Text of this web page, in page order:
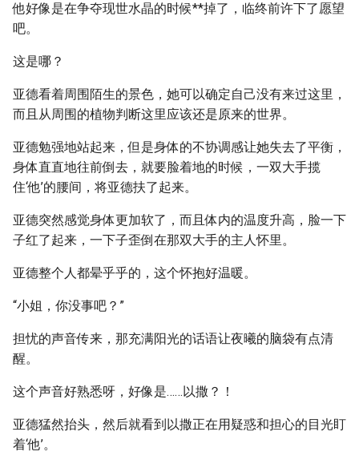
他好像是在争夺现世水晶的时候**掉了，临终前许下了愿望
吧。
这是哪？
亚德看着周围陌生的景色，她可以确定自己没有来过这里，
而且从周围的植物判断这里应该还是原来的世界。
亚德勉强地站起来，但是身体的不协调感让她失去了平衡，
身体直直地往前倒去，就要脸着地的时候，一双大手揽
住‘他’的腰间，将亚德扶了起来。
亚德突然感觉身体更加软了，而且体内的温度升高，脸一下
子红了起来，一下子歪倒在那双大手的主人怀里。
亚德整个人都晕乎乎的，这个怀抱好温暖。
“小姐，你没事吧？”
担忧的声音传来，那充满阳光的话语让夜曦的脑袋有点清
醒。
这个声音好熟悉呀，好像是……以撒？！
亚德猛然抬头，然后就看到以撒正在用疑惑和担心的目光盯
着‘他’。